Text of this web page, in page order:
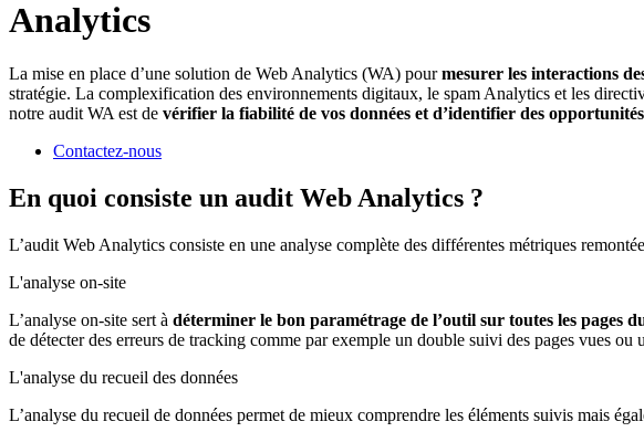
Analytics
La mise en place d’une solution de Web Analytics (WA) pourmesurer les interactions
stratégie. La complexification des environnements digitaux, le spam Analytics et les
notre audit WA est de vérifier la fiabilité de vos données et d’identifier des
Contactez-nous
En quoi consiste un audit Web Analytics ?
L’audit Web Analytics consiste en une analyse complète des différentes métriques
L'analyse on-site
L’analyse on-site sert à déterminer le bon paramétrage de l’outil sur toutes les pages
de détecter des erreurs de tracking comme par exemple un double suivi des pages vues
L'analyse du recueil des données
L’analyse du recueil de données permet de mieux comprendre les éléments suivis mais